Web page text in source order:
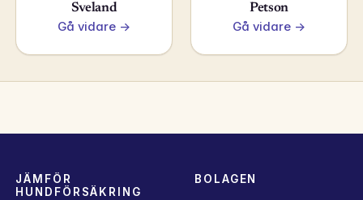
Sveland
Gå vidare →
Petson
Gå vidare →
JÄMFÖR
HUNDFÖRSÄKRING
BOLAGEN